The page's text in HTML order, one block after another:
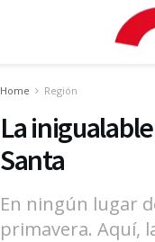
Home Región
La
Santa
En ningún lugar
primavera. Aquí,